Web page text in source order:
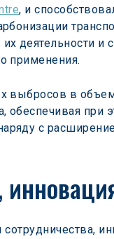
, и
деятельности и
применения.
выбросов в
при
с